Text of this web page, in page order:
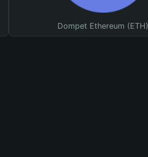
Dompet Ethereum (ETH)